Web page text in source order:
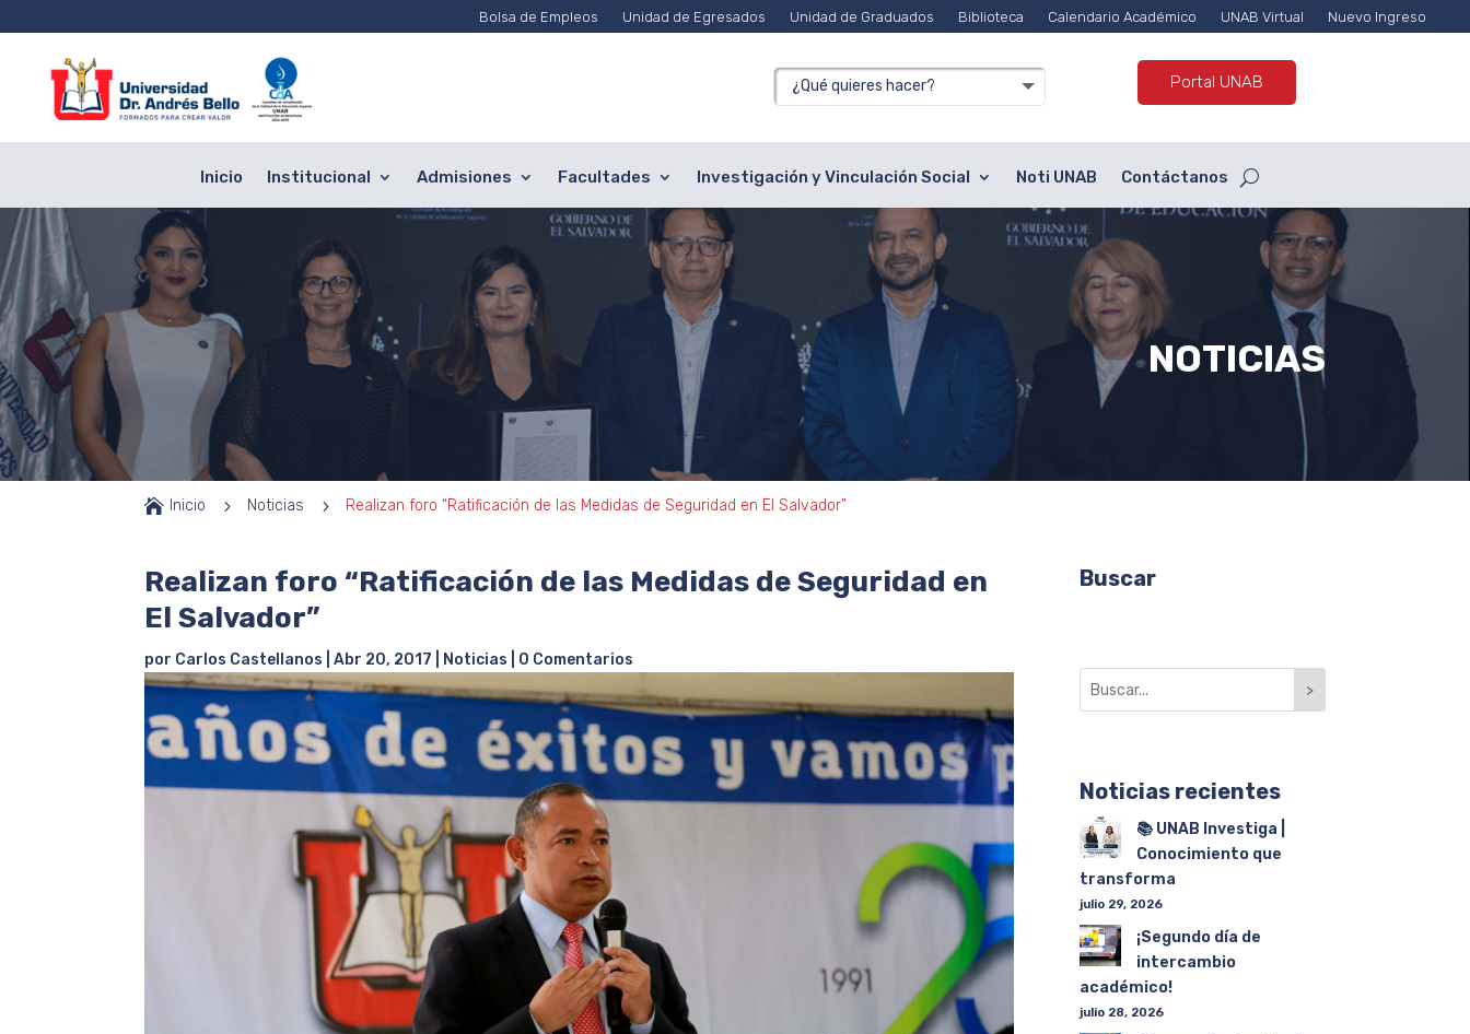
Bolsa de Empleos Unidad de Egresados Unidad de Graduados Biblioteca Calendario Académico UNAB Virtual Nuevo Ingreso
Portal UNAB
Inicio Institucional Admisiones Facultades Investigación y Vinculación Social Noti UNAB Contáctanos
NOTICIAS
 Inicio 5 Noticias 5 Realizan foro “Ratificación de las Medidas de Seguridad en El Salvador”
Realizan foro “Ratificación de las Medidas de Seguridad en
El Salvador”
por Carlos Castellanos Abr 20, 2017 Noticias 0 Comentarios
Buscar
>
Noticias recientes
📚 UNAB Investiga |
Conocimiento que
transforma
julio 29, 2026
¡Segundo día de
intercambio
académico!
julio 28, 2026